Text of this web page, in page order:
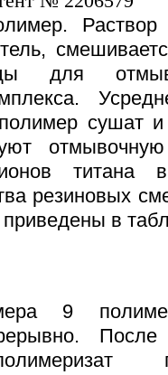
Раствор
для
сушат
титана
резиновых
в
9
После